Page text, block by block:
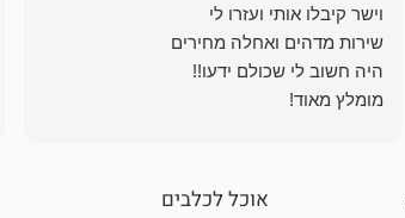
מומלץ מאוד!
אוכל לכלבים